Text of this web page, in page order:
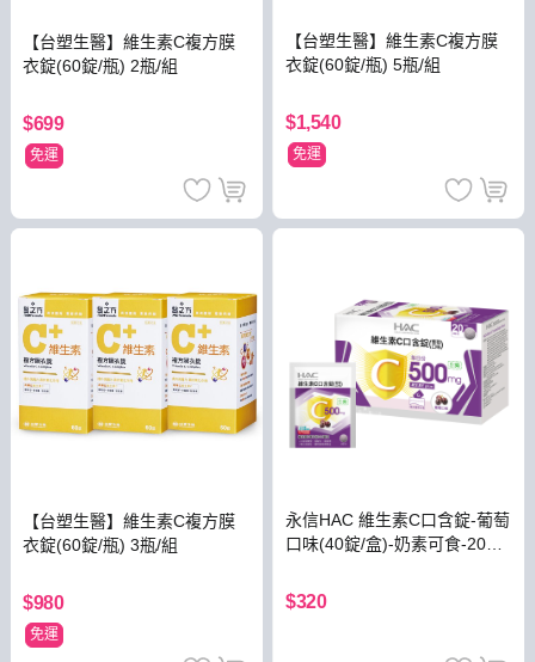
【台塑生醫】維生素C複方膜
衣錠(60錠/瓶) 2瓶/組
$699
免運
【台塑生醫】維生素C複方膜
衣錠(60錠/瓶) 5瓶/組
$1,540
免運
【台塑生醫】維生素C複方膜
衣錠(60錠/瓶) 3瓶/組
$980
免運
永信HAC 維生素C口含錠-葡萄
口味(40錠/盒)-奶素可食-2026/
$320